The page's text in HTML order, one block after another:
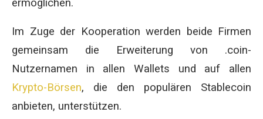
ermöglichen.
Im Zuge der Kooperation werden beide Firmen
gemeinsam die Erweiterung von .coin-
Nutzernamen in allen Wallets und auf allen
Krypto-Börsen, die den populären Stablecoin
anbieten, unterstützen.